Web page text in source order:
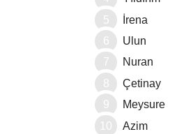
İrena
Ulun
Nuran
Çetinay
Meysure
Azim